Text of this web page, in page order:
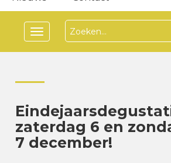
Toggle
zaterdag 6 en
7 december!